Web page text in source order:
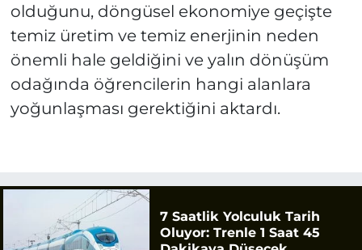
olduğunu, döngüsel ekonomiye geçişte
temiz üretim ve temiz enerjinin neden
önemli hale geldiğini ve yalın dönüşüm
odağında öğrencilerin hangi alanlara
yoğunlaşması gerektiğini aktardı.
7 Saatlik Yolculuk Tarih
Oluyor: Trenle 1 Saat 45